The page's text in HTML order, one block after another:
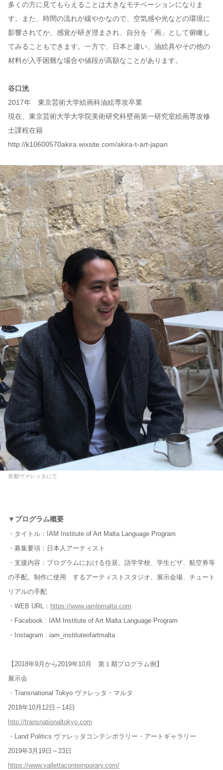
多くの方に見てもらえることは大きなモチベーションになりま
す。また、時間の流れが緩やかなので、空気感や光などの環境に
影響されてか、感覚が研ぎ澄まされ、自分を「画」として俯瞰し
てみることもできます。一方で、日本と違い、油絵具やその他の
材料が入手困難な場合や値段が高額なことがあります。
谷口洸
2017年 東京芸術大学絵画科油絵専攻卒業
現在、東京芸術大学大学院美術研究科壁画第一研究室絵画専攻修
士課程在籍
http://k10600570akira.wixsite.com/akira-t-art-japan
首都ヴァレッタにて
▼プログラム概要
・タイトル：IAM Institute of Art Malta Language Program
・募集要項：日本人アーティスト
・支援内容：プログラムにおける住居、語学学校、学生ビザ、航空券等
の手配。制作に使用 するアーティストスタジオ、展示会場、チュート
リアルの手配
・WEB URL： https://www.iamlpmalta.com
・Facebook : IAM Institute of Art Malta Language Program
・Instagram : iam_instituteofartmalta
【2018年9月から2019年10月 第１期プログラム例】
展示会
・Transnational Tokyo ヴァレッタ・マルタ
2018年10月12日～14日
http://transnationaltokyo.com
・Land Politics ヴァレッタコンテンポラリー・アートギャラリー
2019年3月19日～23日
https://www.vallettacontemporary.com/